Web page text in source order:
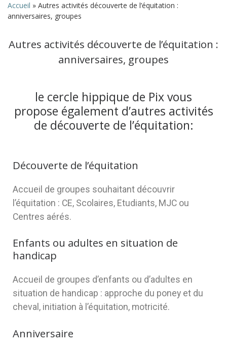
Accueil » Autres activités découverte de l’équitation :
anniversaires, groupes
Autres activités découverte de l’équitation :
anniversaires, groupes
le cercle hippique de Pix vous
propose également d’autres activités
de découverte de l’équitation:
Découverte de l’équitation
Accueil de groupes souhaitant découvrir
l’équitation : CE, Scolaires, Etudiants, MJC ou
Centres aérés.
Enfants ou adultes en situation de
handicap
Accueil de groupes d’enfants ou d’adultes en
situation de handicap : approche du poney et du
cheval, initiation à l’équitation, motricité.
Anniversaire